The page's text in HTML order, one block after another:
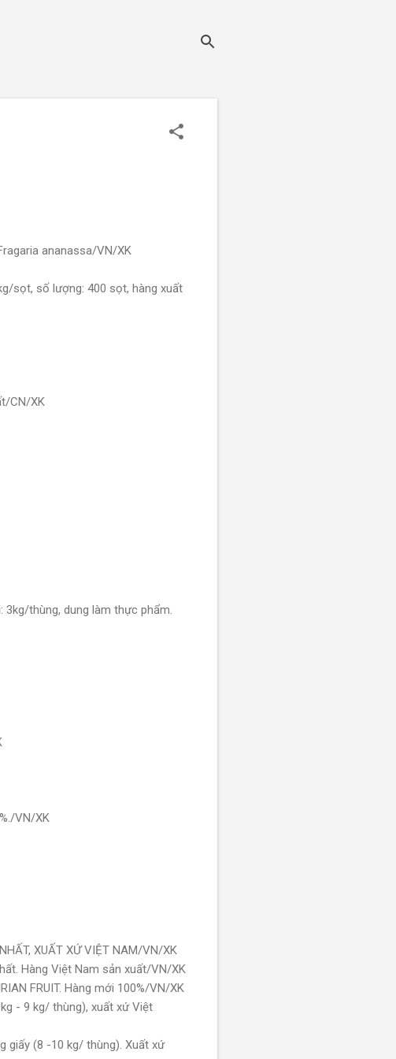
ananassa/VN/XK
sọt, số lượng: 400 sọt, hàng xuất
CN/XK
thùng, dung làm thực phẩm.
VN/XK
XUẤT XỨ VIỆT NAM/VN/XK
Hàng Việt Nam sản xuất/VN/XK
FRUIT. Hàng mới 100%/VN/XK
- 9 kg/ thùng), xuất xứ Việt
giấy (8 -10 kg/ thùng). Xuất xứ